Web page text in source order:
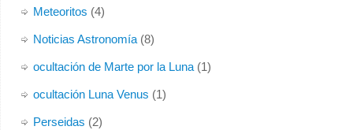
Meteoritos (4)
Noticias Astronomía(8)
ocultación de Marte por la Luna(1)
ocultación Luna Venus (1)
Perseidas (2)